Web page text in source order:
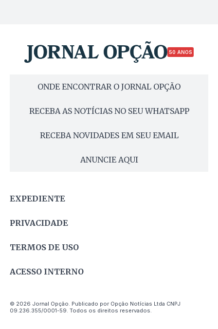
50 ANOS
ONDE ENCONTRAR O JORNAL OPÇÃO
RECEBA AS NOTÍCIAS NO SEU WHATSAPP
RECEBA NOVIDADES EM SEU EMAIL
ANUNCIE AQUI
EXPEDIENTE
PRIVACIDADE
TERMOS DE USO
ACESSO INTERNO
© 2026 Jornal Opção. Publicado por Opção Notícias Ltda CNPJ
09.236.355/0001-59. Todos os direitos reservados.